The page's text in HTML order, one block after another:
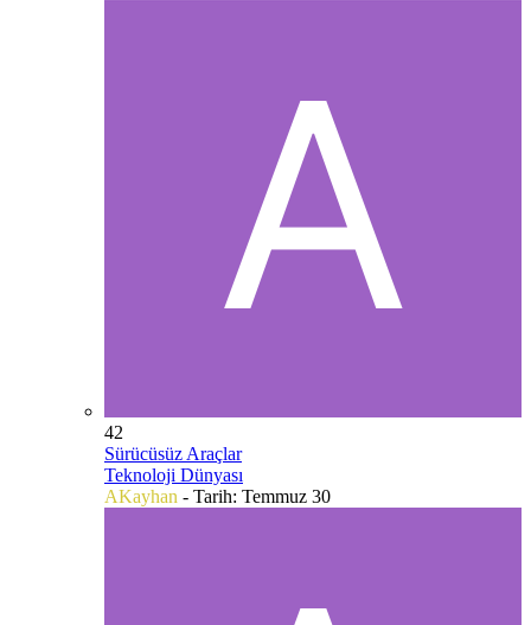
42
Sürücüsüz Araçlar
Teknoloji Dünyası
AKayhan - Tarih: Temmuz 30